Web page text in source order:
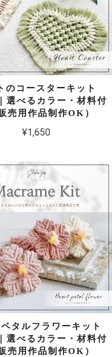
のコースターキット
選べるカラー・材料付
売用作品制作OK）
¥1,650
タルフラワーキット
選べるカラー・材料付
売用作品制作OK）